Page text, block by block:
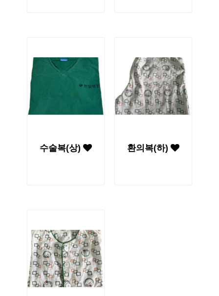
수술복(상) 환의복(하)